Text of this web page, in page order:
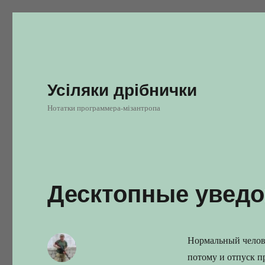
Усіляки дрібнички
Нотатки программера-мізантропа
Десктопные
Нормальный
потому и отпуск